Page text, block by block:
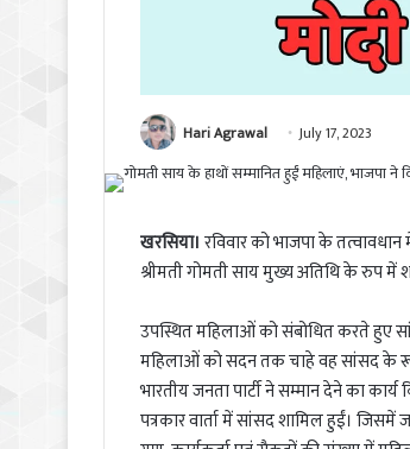
Hari Agrawal July 17, 2023
खरसिया। रविवार को भाजपा के
श्रीमती गोमती साय मुख्य अतिथि के रुप में
उपस्थित महिलाओं को संबोधित करते हुए
महिलाओं को सदन तक चाहे वह सांसद के
भारतीय जनता पार्टी ने सम्मान देने का
पत्रकार वार्ता में सांसद शामिल हुईं। जिसमें